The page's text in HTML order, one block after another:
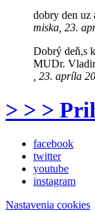
dobry den uz
miska, 23.
Dobrý deň,s
MUDr.
, 23. apríla
> > >
facebook
twitter
youtube
instagram
Nastavenia cookies